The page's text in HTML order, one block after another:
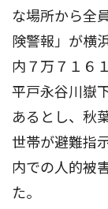
な場所から全
険警報」が横
内７万７１６
平戸永谷川嶽
あるとし、秋
世帯が避難指
内での人的被
た。